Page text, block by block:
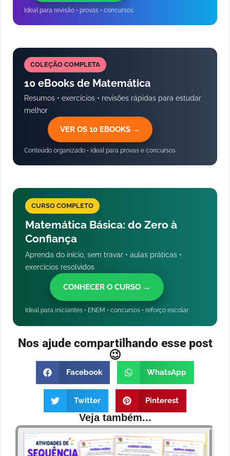
Ideal para revisão • provas • concursos
COLEÇÃO COMPLETA
10 eBooks de Matemática
Resumos • exercícios • revisões rápidas para estudar
melhor
VER OS 10 EBOOKS →
Conteúdo organizado • ideal para provas e concursos
CURSO COMPLETO
Matemática Básica: do Zero à
Confiança
Aprenda do início, sem travar • aulas práticas •
exercícios resolvidos
CONHECER O CURSO →
Ideal para iniciantes • ENEM • concursos • reforço escolar
Nos ajude compartilhando esse post
😉
Facebook WhatsApp
Twitter Pinterest
Veja também...